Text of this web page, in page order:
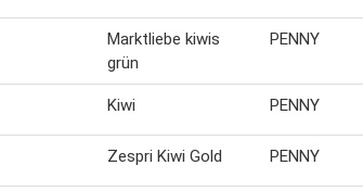
Marktliebe kiwis
grün
PENNY
Kiwi PENNY
Zespri Kiwi Gold PENNY